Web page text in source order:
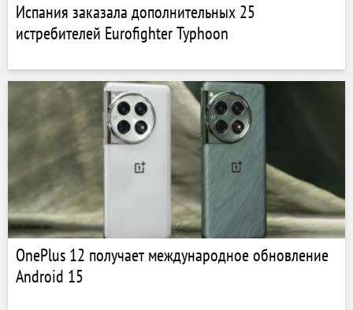
Испания заказала дополнительных 25
истребителей Eurofighter Typhoon
OnePlus 12 получает международное обновление
Android 15